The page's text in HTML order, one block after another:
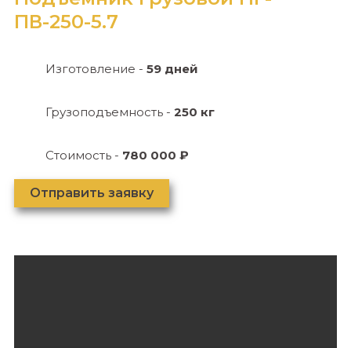
ПВ-250-5.7
Изготовление - 59 дней
Грузоподъемность - 250 кг
Стоимость - 780 000 ₽
Отправить заявку